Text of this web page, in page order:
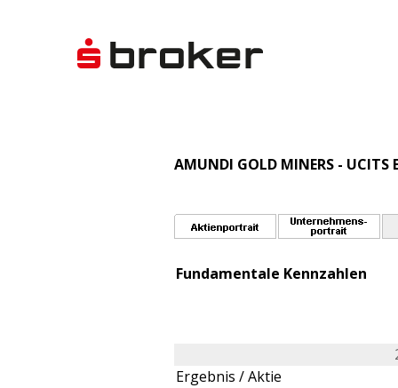
AMUNDI GOLD MINERS - UCITS
Fundamentale Kennzahlen
Ergebnis / Aktie